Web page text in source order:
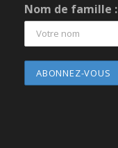
Nom de famille :